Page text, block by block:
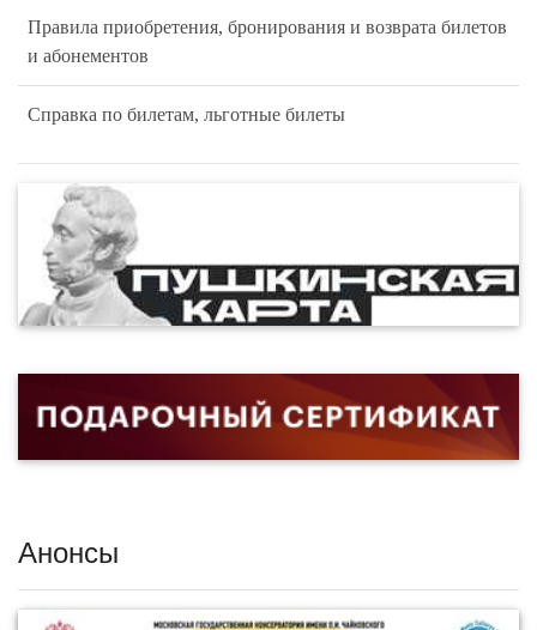
Правила приобретения, бронирования и возврата билетов
и абонементов
Справка по билетам, льготные билеты
Анонсы